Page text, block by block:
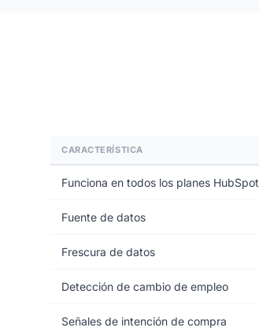
CARACTERÍSTICA
Funciona en todos los planes HubSpot
Fuente de datos
Frescura de datos
Detección de cambio de empleo
Señales de intención de compra